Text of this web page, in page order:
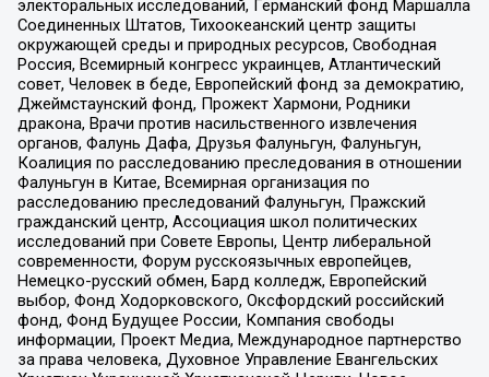
электоральных исследований, Германский фонд Маршалла
Соединенных Штатов, Тихоокеанский центр защиты
окружающей среды и природных ресурсов, Свободная
Россия, Всемирный конгресс украинцев, Атлантический
совет, Человек в беде, Европейский фонд за демократию,
Джеймстаунский фонд, Прожект Хармони, Родники
дракона, Врачи против насильственного извлечения
органов, Фалунь Дафа, Друзья Фалуньгун, Фалуньгун,
Коалиция по расследованию преследования в отношении
Фалуньгун в Китае, Всемирная организация по
расследованию преследований Фалуньгун, Пражский
гражданский центр, Ассоциация школ политических
исследований при Совете Европы, Центр либеральной
современности, Форум русскоязычных европейцев,
Немецко-русский обмен, Бард колледж, Европейский
выбор, Фонд Ходорковского, Оксфордский российский
фонд, Фонд Будущее России, Компания свободы
информации, Проект Медиа, Международное партнерство
за права человека, Духовное Управление Евангельских